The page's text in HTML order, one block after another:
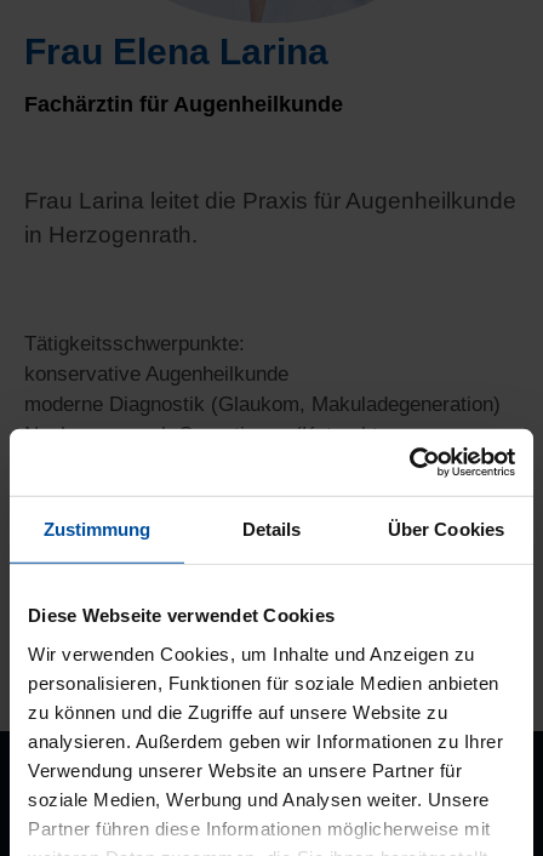
Zustimmung Details Über Cookies
Diese Webseite verwendet Cookies
Wir verwenden Cookies, um Inhalte und Anzeigen zu
personalisieren, Funktionen für soziale Medien anbieten
zu können und die Zugriffe auf unsere Website zu
analysieren. Außerdem geben wir Informationen zu Ihrer
Verwendung unserer Website an unsere Partner für
soziale Medien, Werbung und Analysen weiter. Unsere
Partner führen diese Informationen möglicherweise mit
Frau Elena Larina
Fachärztin für Augenheilkunde
Frau Larina leitet die Praxis für Augenheilkunde
in Herzogenrath.
Tätigkeitsschwerpunkte:
konservative Augenheilkunde
moderne Diagnostik (Glaukom, Makuladegeneration)
Nachsorge nach Operationen (Katarakt,
Laserbehandlung (Netzhauterkrankungen, Nachstar)
Standorte